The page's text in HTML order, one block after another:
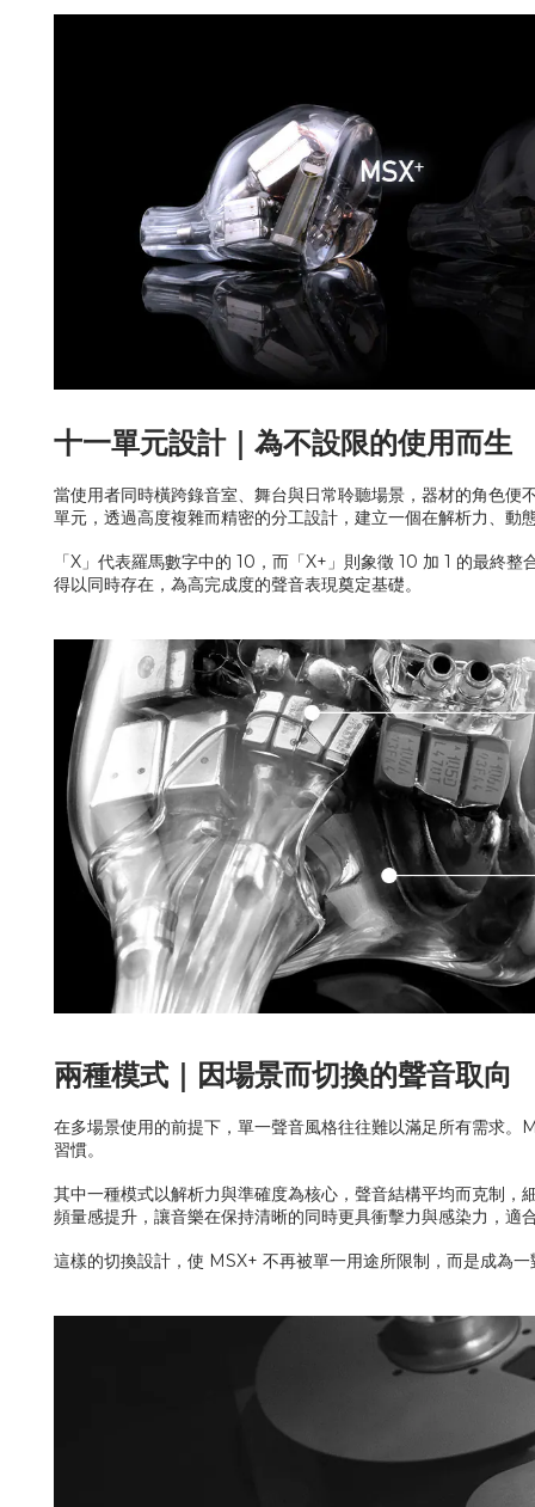
十一單元設計｜為不設限的使用而生
當使用者同時橫跨錄音室、舞台與日常聆聽場景，器材的角色
單元，透過高度複雜而精密的分工設計，建立一個在解析力、動
「X」代表羅馬數字中的 10，而「X+」則象徵 10 加 1 的最終
得以同時存在，為高完成度的聲音表現奠定基礎。
兩種模式｜因場景而切換的聲音取向
在多場景使用的前提下，單一聲音風格往往難以滿足所有需求
習慣。
其中一種模式以解析力與準確度為核心，聲音結構平均而克制
頻量感提升，讓音樂在保持清晰的同時更具衝擊力與感染力，適
這樣的切換設計，使 MSX+ 不再被單一用途所限制，而是成為